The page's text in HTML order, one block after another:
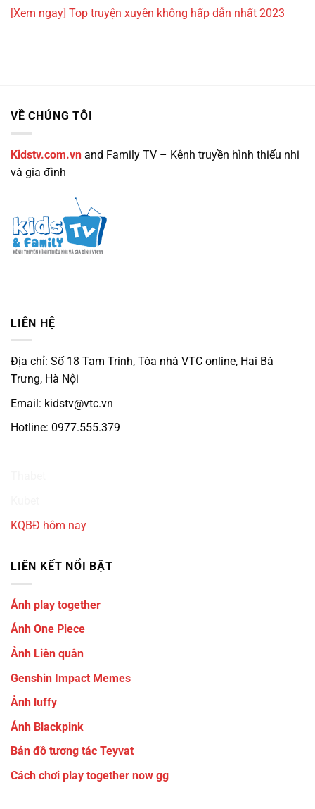
[Xem ngay] Top truyện xuyên không hấp dẫn nhất 2023
VỀ CHÚNG TÔI
Kidstv.com.vn and Family TV – Kênh truyền hình thiếu nhi
và gia đình
LIÊN HỆ
Địa chỉ: Số 18 Tam Trinh, Tòa nhà VTC online, Hai Bà
Trưng, Hà Nội
Email: kidstv@vtc.vn
Hotline: 0977.555.379
KQBĐ hôm nay
LIÊN KẾT NỔI BẬT
Ảnh play together
Ảnh One Piece
Ảnh Liên quân
Genshin Impact Memes
Ảnh luffy
Ảnh Blackpink
Bản đồ tương tác Teyvat
Cách chơi play together now gg